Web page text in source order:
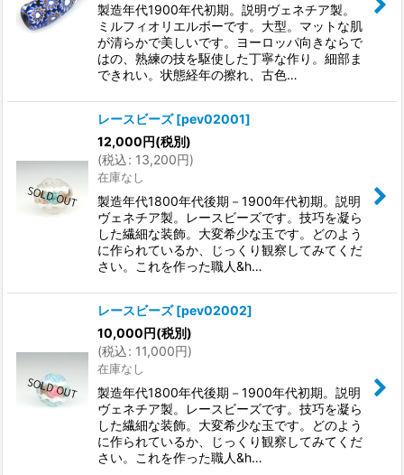
製造年代1900年代初期。説明ヴェネチア製。
ミルフィオリエルボーです。大型。マットな肌
が清らかで美しいです。ヨーロッパ向きならで
はの、熟練の技を駆使した丁寧な作り。細部ま
できれい。状態経年の擦れ、古色…
レースビーズ [pev02001]
12,000円(税別)
(税込: 13,200円)
在庫なし
製造年代1800年代後期－1900年代初期。説明
ヴェネチア製。レースビーズです。技巧を凝ら
した繊細な装飾。大変希少な玉です。どのよう
に作られているか、じっくり観察してみてくだ
さい。これを作った職人&h…
レースビーズ [pev02002]
10,000円(税別)
(税込: 11,000円)
在庫なし
製造年代1800年代後期－1900年代初期。説明
ヴェネチア製。レースビーズです。技巧を凝ら
した繊細な装飾。大変希少な玉です。どのよう
に作られているか、じっくり観察してみてくだ
さい。これを作った職人&h…